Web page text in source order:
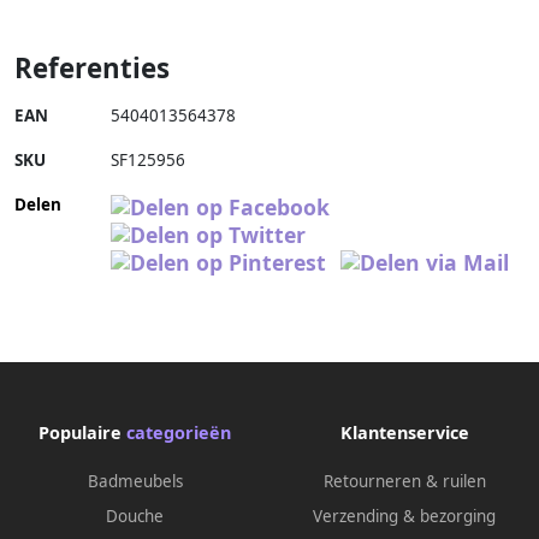
Referenties
EAN 5404013564378
SKU SF125956
Delen
Populaire categorieën
Badmeubels
Douche
Klantenservice
Retourneren & ruilen
Verzending & bezorging